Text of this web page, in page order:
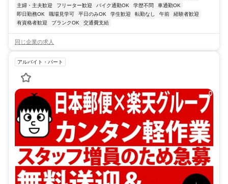
主婦・主夫歓迎
フリーター歓迎 バイク通勤OK 学歴不問
車通勤OK
即日勤務OK
職場見学可 平日のみOK 学生歓迎 転勤なし 午前
経験者歓迎
有資格者歓迎
ブランクOK 交通費支給
同じ企業の求人
アルバイト・パート